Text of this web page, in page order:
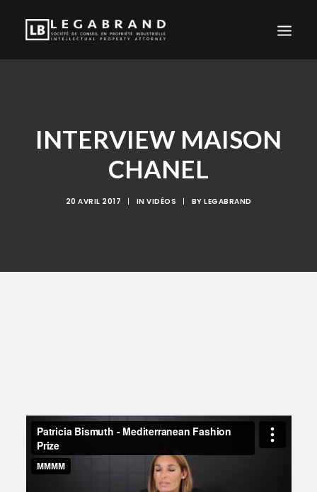
ACTUALITÉS
CONTACT
INTERVIEW MAISON
CHANEL
20 AVRIL 2017 | IN VIDÉOS | BY LEGABRAND